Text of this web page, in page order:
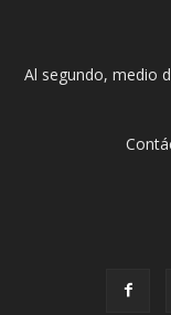
Al segundo, medio